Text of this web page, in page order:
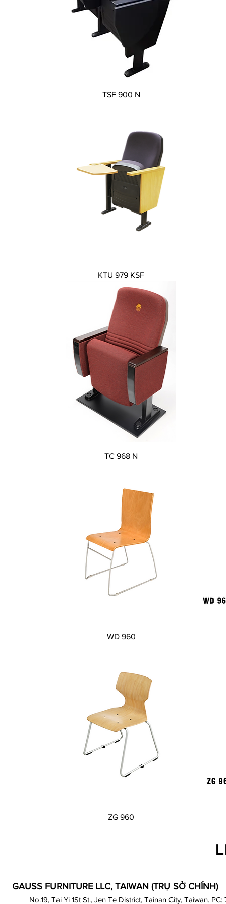
Xem nhanh
TSF 900 N
Xem nhanh
KTU 979 KSF
Xem nhanh
TC 968 N
Xem nhanh
WD 960
Xem nhanh
ZG 960
GAUSS FURNITURE LLC, TAIWAN (TRỤ SỞ CHÍNH)
No.19, Tai Yi 1St St., Jen Te District, Tainan City, Taiwan. PC: